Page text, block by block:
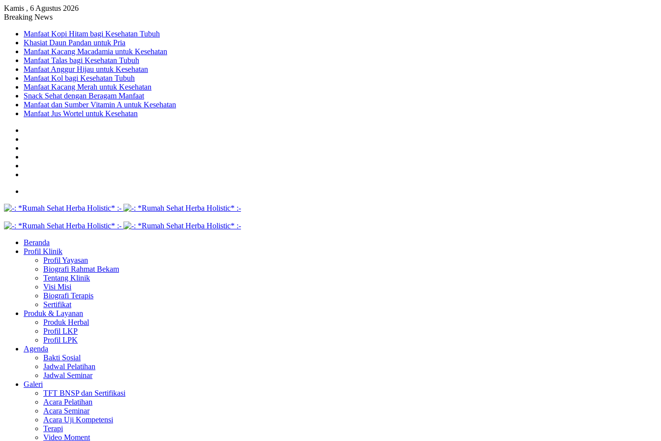
Kamis , 6 Agustus 2026
Breaking News
Manfaat Kopi Hitam bagi Kesehatan Tubuh
Khasiat Daun Pandan untuk Pria
Manfaat Kacang Macadamia untuk Kesehatan
Manfaat Talas bagi Kesehatan Tubuh
Manfaat Anggur Hijau untuk Kesehatan
Manfaat Kol bagi Kesehatan Tubuh
Manfaat Kacang Merah untuk Kesehatan
Snack Sehat dengan Beragam Manfaat
Manfaat dan Sumber Vitamin A untuk Kesehatan
Manfaat Jus Wortel untuk Kesehatan
Beranda
Profil Klinik
Profil Yayasan
Biografi Rahmat Bekam
Tentang Klinik
Visi Misi
Biografi Terapis
Sertifikat
Produk & Layanan
Produk Herbal
Profil LKP
Profil LPK
Agenda
Bakti Sosial
Jadwal Pelatihan
Jadwal Seminar
Galeri
TFT BNSP dan Sertifikasi
Acara Pelatihan
Acara Seminar
Acara Uji Kompetensi
Terapi
Video Moment